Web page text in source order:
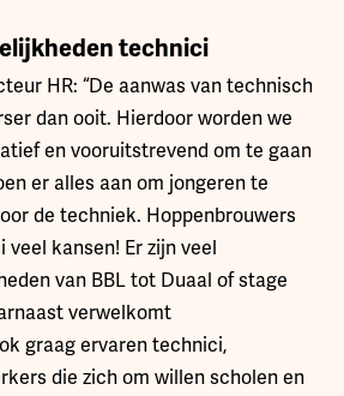
technici
HR: “De aanwas van technisch
dan ooit. Hierdoor worden we
en vooruitstrevend om te gaan
er alles aan om jongeren te
de techniek. Hoppenbrouwers
kansen! Er zijn veel
van BBL tot Duaal of stage
verwelkomt
graag ervaren technici,
die zich om willen scholen en